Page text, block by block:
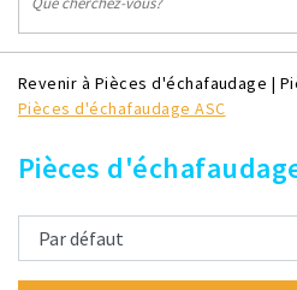
Revenir à Pièces d'échafaudage |
Pièces d'échafaudage ASC
Pièces